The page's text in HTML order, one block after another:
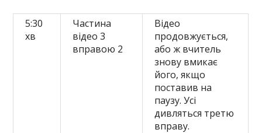
5:30
хв
Частина
відео 3
вправою 2
Відео
продовжується,
або ж вчитель
знову вмикає
його, якщо
поставив на
паузу. Усі
дивляться третю
вправу.